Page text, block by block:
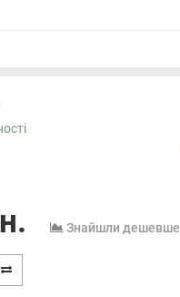
Знайшли дешевше